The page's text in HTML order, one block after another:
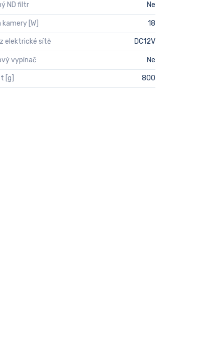
ND filtr Ne
[W] 18
elektrické sítě DC12V
vypínač Ne
[g] 800